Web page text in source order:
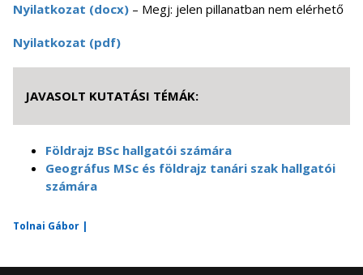
Nyilatkozat (docx) – Megj: jelen pillanatban nem elérhető
Nyilatkozat (pdf)
JAVASOLT KUTATÁSI TÉMÁK:
Földrajz BSc hallgatói számára
Geográfus MSc és földrajz tanári szak hallgatói
számára
Tolnai Gábor |